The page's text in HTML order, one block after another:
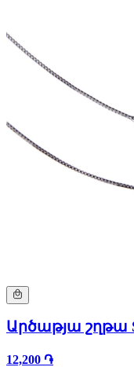
Արծաթյա շղթա
12,200 ֏